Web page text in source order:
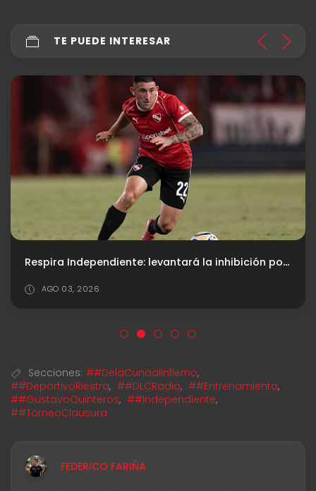
TE PUEDE INTERESAR
Respira Independiente: levantará la inhibición por Facundo Zabala
AGO 03, 2026
Secciones: ##DelaCunaalInfierno,
##DeportivoRiestra, ##DLCRadio, ##Entrenamiento,
##GustavoQuinteros, ##Independiente,
##TorneoClausura
FEDERICO FARIÑA